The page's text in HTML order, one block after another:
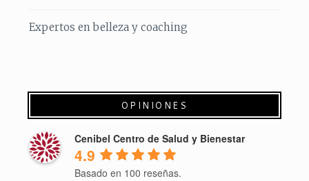
Expertos en belleza y coaching
OPINIONES
Cenibel Centro de Salud y Bienestar
4.9
Basado en 100 reseñas.